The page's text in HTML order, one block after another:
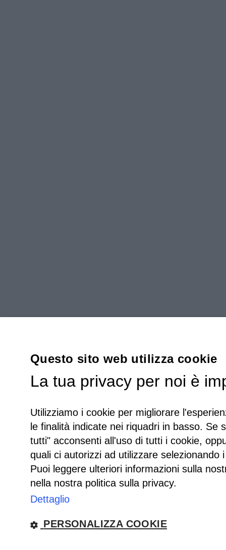
Questo sito web utilizza cookie
La tua privacy per noi è
Utilizziamo i cookie per migliorare
le finalità indicate nei riquadri in basso. Se
tutti" acconsenti all'uso di tutti i cookie,
quali ci autorizzi ad utilizzare selezionando
Puoi leggere ulteriori informazioni sulla
nella nostra politica sulla privacy.
Dettaglio
PERSONALIZZA COOKIE